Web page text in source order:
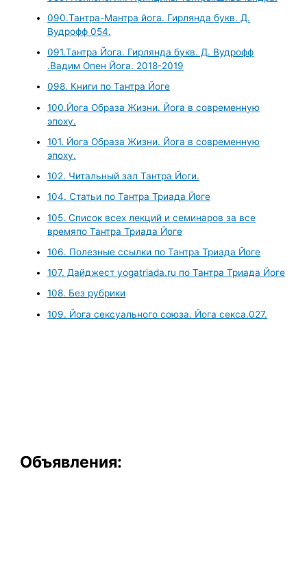
090.Тантра-Мантра йога. Гирлянда букв. Д.
Вудрофф 054.
091.Тантра Йога. Гирлянда букв. Д. Вудрофф
.Вадим Опен Йога. 2018-2019
098. Книги по Тантра Йоге
100.Йога Образа Жизни. Йога в современную
эпоху.
101. Йога Образа Жизни. Йога в современную
эпоху.
102. Читальный зал Тантра Йоги.
104. Статьи по Тантра Триада Йоге
105. Список всех лекций и семинаров за все
времяпо Тантра Триада Йоге
106. Полезные ссылки по Тантра Триада Йоге
107. Дайджест yogatriada.ru по Тантра Триада Йоге
108. Без рубрики
109. Йога сексуального союза. Йога секса.027.
Объявления: